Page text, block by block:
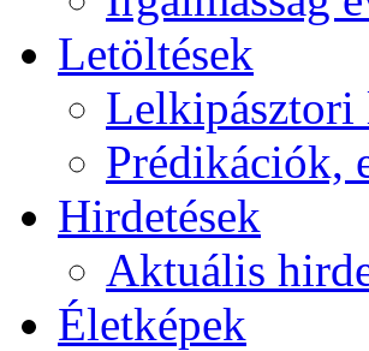
Letöltések
Lelkipásztori
Prédikációk,
Hirdetések
Aktuális
Életképek